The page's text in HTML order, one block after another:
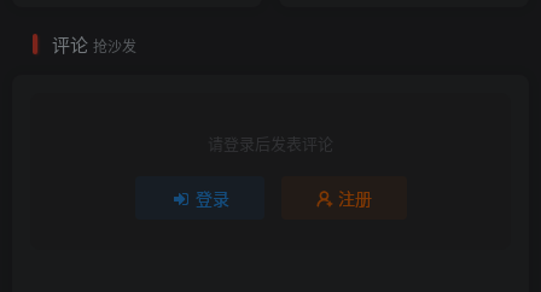
评论 抢沙发
请登录后发表评论
登录 注册